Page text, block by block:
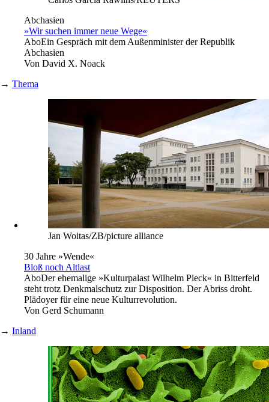
Abchasien
»Wir suchen immer neue Wege«
AboEin Gespräch mit dem Außenminister der Republik
Abchasien
Von David X. Noack
→ Thema
Jan Woitas/ZB/picture alliance
30 Jahre »Wende«
Bloß noch Altlast
AboDer ehemalige »Kulturpalast Wilhelm Pieck« in Bitterfeld
steht trotz Denkmalschutz zur Disposition. Der Abriss droht.
Plädoyer für eine neue Kulturrevolution.
Von Gerd Schumann
→ Inland